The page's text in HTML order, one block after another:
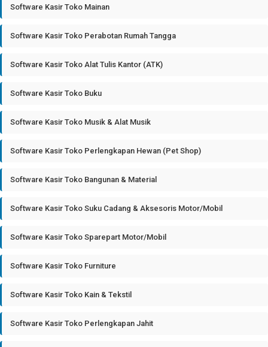
Software Kasir Toko Mainan
Software Kasir Toko Perabotan Rumah Tangga
Software Kasir Toko Alat Tulis Kantor (ATK)
Software Kasir Toko Buku
Software Kasir Toko Musik & Alat Musik
Software Kasir Toko Perlengkapan Hewan (Pet Shop)
Software Kasir Toko Bangunan & Material
Software Kasir Toko Suku Cadang & Aksesoris Motor/Mobil
Software Kasir Toko Sparepart Motor/Mobil
Software Kasir Toko Furniture
Software Kasir Toko Kain & Tekstil
Software Kasir Toko Perlengkapan Jahit